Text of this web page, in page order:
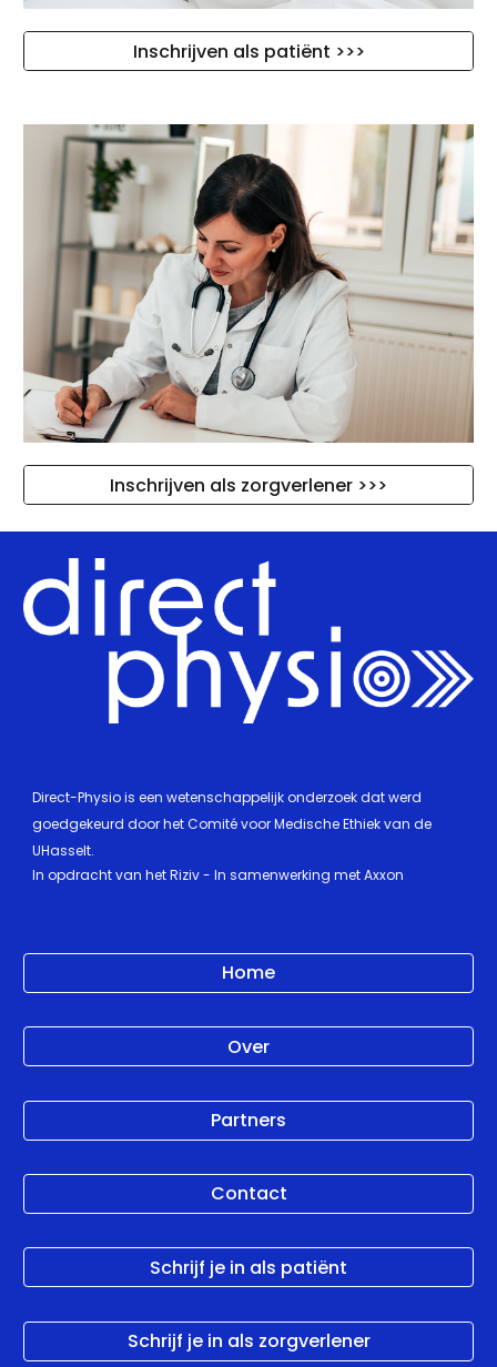
Inschrijven als patiënt >>>
Inschrijven als zorgverlener >>>
Direct-Physio is een wetenschappelijk onderzoek dat werd
goedgekeurd door het Comité voor Medische Ethiek van de
UHasselt.
In opdracht van het Riziv - In samenwerking met Axxon
Home
Over
Partners
Contact
Schrijf je in als patiënt
Schrijf je in als zorgverlener